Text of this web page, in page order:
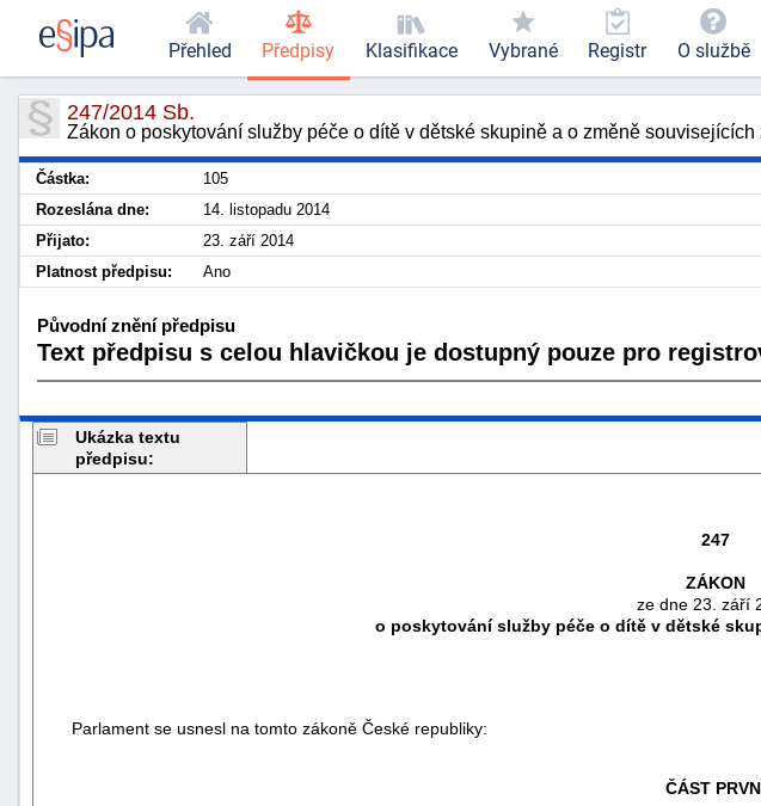
247/2014 Sb.
Zákon o poskytování služby péče o dítě v dětské skupině a o změně souvisejících
Částka: 105
Rozeslána dne:
14. listopadu 2014
Přijato:
23. září 2014
Platnost předpisu:
Ano
Původní znění předpisu
Text předpisu s celou hlavičkou je dostupný pouze pro
Ukázka textu
předpisu:
247
ZÁKON
ze dne 23. září
o poskytování služby péče o dítě v dětské
Parlament se usnesl na tomto zákoně České republiky:
ČÁST
Přehled Předpisy Klasifikace Vybrané Registr O službě